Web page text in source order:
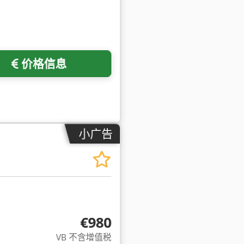
价格信息
小广告
€980
VB 不含增值税